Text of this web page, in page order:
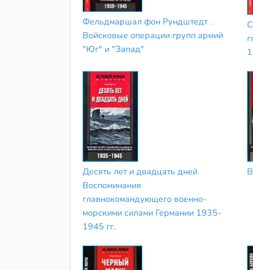
Фельдмаршал фон Рундштедт .
Войсковые операции групп армий
"Юг" и "Запад"
Десять лет и двадцать дней.
Воспоминания
главнокомандующего военно-
морскими силами Германии 1935-
1945 гг.